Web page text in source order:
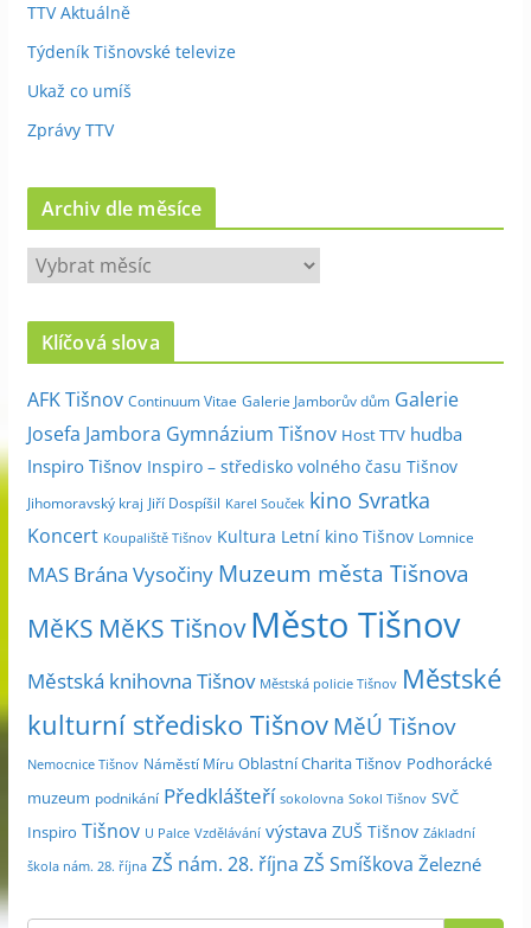
TTV Aktuálně
Týdeník Tišnovské televize
Ukaž co umíš
Zprávy TTV
Archiv dle měsíce
A
c
v
d
l
e
m
s
í
e
Klíčová slova
AFK Tišnov Continuum Vitae Galerie Jamborův dům Galerie
Josefa Jambora Gymnázium Tišnov Host TTV hudba
Inspiro Tišnov Inspiro – středisko volného času Tišnov
Jihomoravský kraj Jiří Dospíšil Karel Souček kino Svratka
Koncert Koupaliště Tišnov Kultura Letní kino Tišnov Lomnice
MAS Brána Vysočiny Muzeum města Tišnova
MěKS MěKS Tišnov Město Tišnov
Městská knihovna Tišnov Městská policie Tišnov Městské
kulturní středisko Tišnov MěÚ Tišnov
Nemocnice Tišnov Náměstí Míru Oblastní Charita Tišnov Podhorácké
muzeum podnikání Předklášteří sokolovna Sokol Tišnov SVČ
Inspiro Tišnov U Palce Vzdělávání výstava ZUŠ Tišnov Základní
škola nám. 28. října ZŠ nám. 28. října ZŠ Smíškova Železné